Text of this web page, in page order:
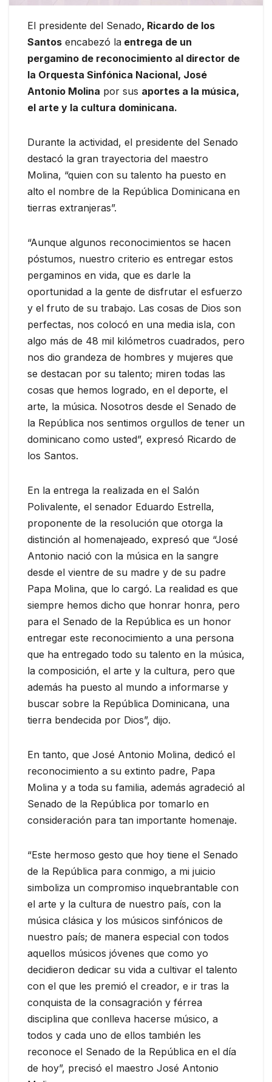
El presidente del Senado, Ricardo de los
Santos encabezó la entrega de un
pergamino de reconocimiento al director de
la Orquesta Sinfónica Nacional, José
Antonio Molina por sus aportes a la música,
el arte y la cultura dominicana.
Durante la actividad, el presidente del Senado
destacó la gran trayectoria del maestro
Molina, “quien con su talento ha puesto en
alto el nombre de la República Dominicana en
tierras extranjeras”.
“Aunque algunos reconocimientos se hacen
póstumos, nuestro criterio es entregar estos
pergaminos en vida, que es darle la
oportunidad a la gente de disfrutar el esfuerzo
y el fruto de su trabajo. Las cosas de Dios son
perfectas, nos colocó en una media isla, con
algo más de 48 mil kilómetros cuadrados, pero
nos dio grandeza de hombres y mujeres que
se destacan por su talento; miren todas las
cosas que hemos logrado, en el deporte, el
arte, la música. Nosotros desde el Senado de
la República nos sentimos orgullos de tener un
dominicano como usted”, expresó Ricardo de
los Santos.
En la entrega la realizada en el Salón
Polivalente, el senador Eduardo Estrella,
proponente de la resolución que otorga la
distinción al homenajeado, expresó que “José
Antonio nació con la música en la sangre
desde el vientre de su madre y de su padre
Papa Molina, que lo cargó. La realidad es que
siempre hemos dicho que honrar honra, pero
para el Senado de la República es un honor
entregar este reconocimiento a una persona
que ha entregado todo su talento en la música,
la composición, el arte y la cultura, pero que
además ha puesto al mundo a informarse y
buscar sobre la República Dominicana, una
tierra bendecida por Dios”, dijo.
En tanto, que José Antonio Molina, dedicó el
reconocimiento a su extinto padre, Papa
Molina y a toda su familia, además agradeció al
Senado de la República por tomarlo en
consideración para tan importante homenaje.
“Este hermoso gesto que hoy tiene el Senado
de la República para conmigo, a mi juicio
simboliza un compromiso inquebrantable con
el arte y la cultura de nuestro país, con la
música clásica y los músicos sinfónicos de
nuestro país; de manera especial con todos
aquellos músicos jóvenes que como yo
decidieron dedicar su vida a cultivar el talento
con el que les premió el creador, e ir tras la
conquista de la consagración y férrea
disciplina que conlleva hacerse músico, a
todos y cada uno de ellos también les
reconoce el Senado de la República en el día
de hoy”, precisó el maestro José Antonio